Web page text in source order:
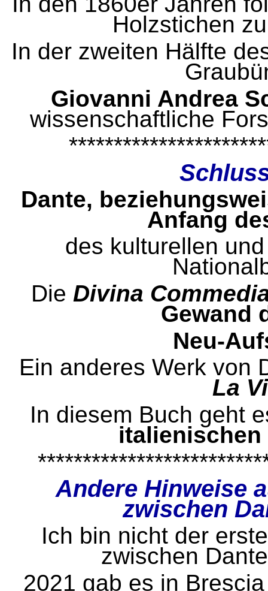
Holzstichen
In der zweiten Hälfte
Giovanni Andrea
wissenschaftliche
Dante,
Anfang
des kulturellen
Die Divina
Gewand
Neu-
Ein anderes Werk von
La
In diesem Buch geht
italienischen
Andere Hinweise
zwischen
Ich bin nicht der
zwischen
2021 gab es in